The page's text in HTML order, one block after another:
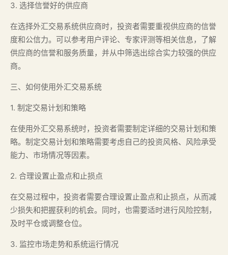
3. 选择信誉好的供应商
在选择外汇交易系统供应商时，投资者需要重视供应商的信誉
度和公信力。可以参考用户评论、专家评测等相关信息，了解
供应商的信誉和服务质量，并从中筛选出综合实力较强的供应
商。
三、如何使用外汇交易系统
1. 制定交易计划和策略
在使用外汇交易系统时，投资者需要制定详细的交易计划和策
略。制定交易计划和策略需要考虑自己的投资风格、风险承受
能力、市场情况等因素。
2. 合理设置止盈点和止损点
在交易过程中，投资者需要合理设置止盈点和止损点，从而减
少损失和把握获利的机会。同时，也需要适时进行风险控制，
及时平仓或调整仓位。
3. 监控市场走势和系统运行情况